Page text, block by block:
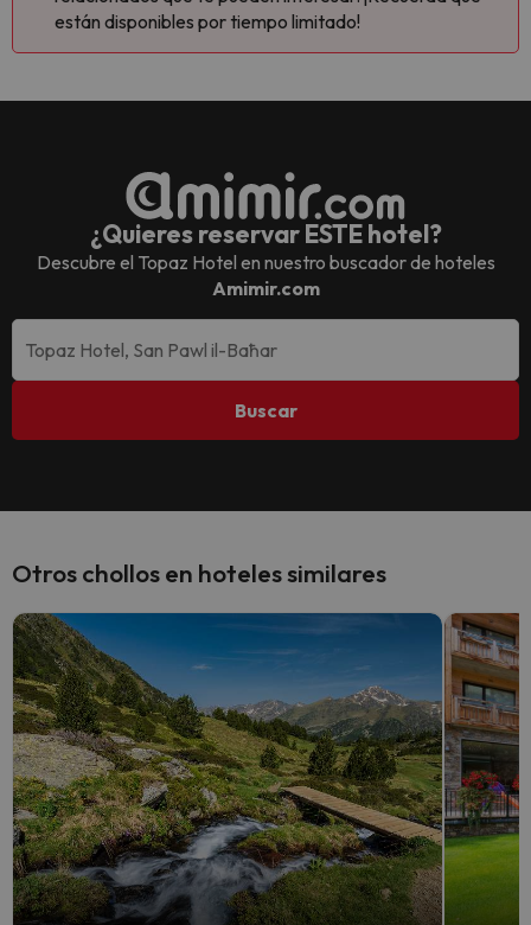
están disponibles por tiempo limitado!
¿Quieres reservar ESTE hotel?
Descubre el Topaz Hotel en nuestro buscador de hoteles
Amimir.com
Buscar
Otros chollos en hoteles similares